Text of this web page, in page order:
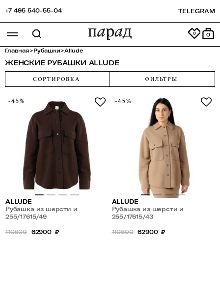
+7 495 540-55-04 TELEGRAM
0
Главная>Рубашки>Allude
ЖЕНСКИЕ РУБАШКИ ALLUDE
СОРТИРОВКА ФИЛЬТРЫ
-45%
ALLUDE
Рубашка из шерсти и
кашемира
255/17615/49
110800 62900 ₽
-45%
ALLUDE
Рубашка из шерсти и
кашемира
255/17615/43
110800 62900 ₽